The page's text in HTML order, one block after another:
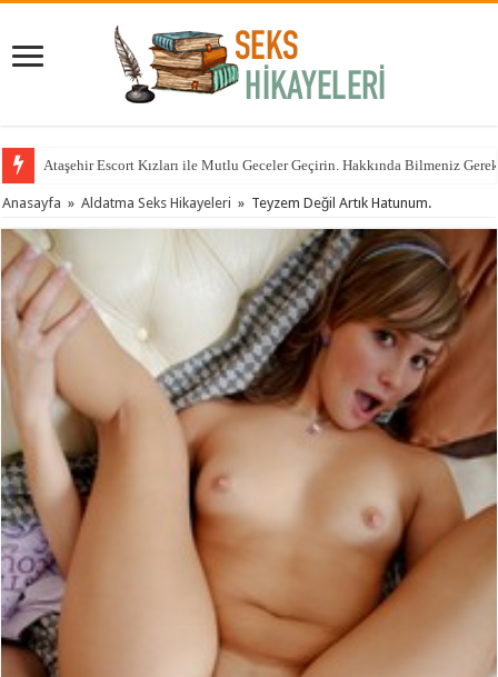
Ataşehir Escort Kızları ile Mutlu Geceler Geçirin. Hakkında Bilmeniz
Anasayfa » Aldatma Seks Hikayeleri » Teyzem Değil Artık Hatunum.